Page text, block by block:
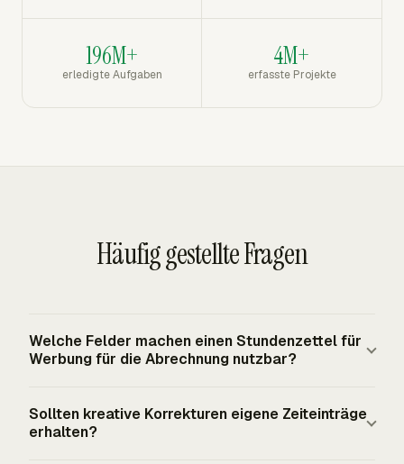
196M+
erledigte Aufgaben
4M+
erfasste Projekte
Häufig gestellte Fragen
Welche Felder machen einen Stundenzettel für
Werbung für die Abrechnung nutzbar?
benötigt den Mitarbeiter, das Datum, den Kunden, die
Sollten kreative Korrekturen eigene Zeiteinträge
erhalten?